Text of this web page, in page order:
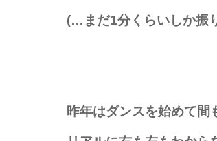
(…まだ1分くらいしか振
昨年はダンスを始めて間